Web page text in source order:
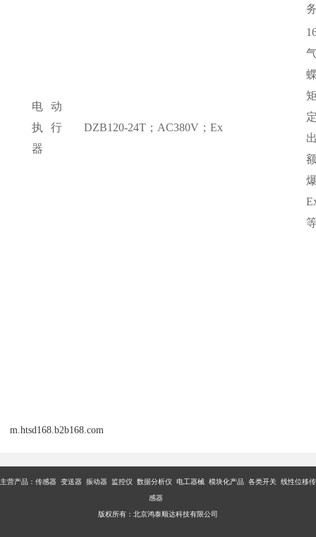
电动
执行
器
DZB120-24T；AC380V；Ex
m.htsd168.b2b168.com
主营产品：传感器 变送器 振动器 监控仪 数据分析仪 电工器械 模块化产品 各类开关 线性位移传
感器
版权所有：北京鸿泰顺达科技有限公司